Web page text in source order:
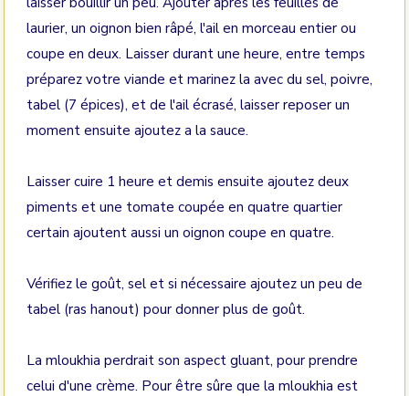
laurier, un oignon bien râpé, l'ail en morceau entier ou
coupe en deux. Laisser durant une heure, entre temps
préparez votre viande et marinez la avec du sel, poivre,
tabel (7 épices), et de l'ail écrasé, laisser reposer un
moment ensuite ajoutez a la sauce.
Laisser cuire 1 heure et demis ensuite ajoutez deux
piments et une tomate coupée en quatre quartier
certain ajoutent aussi un oignon coupe en quatre.
Vérifiez le goût, sel et si nécessaire ajoutez un peu de
tabel (ras hanout) pour donner plus de goût.
La mloukhia perdrait son aspect gluant, pour prendre
celui d'une crème. Pour être sûre que la mloukhia est